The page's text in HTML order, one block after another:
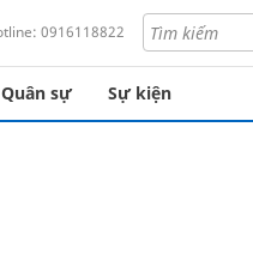
0916118822
Quân sự Sự kiện